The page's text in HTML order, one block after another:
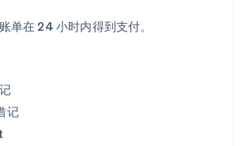
单在 24 小时内得到支付。
记